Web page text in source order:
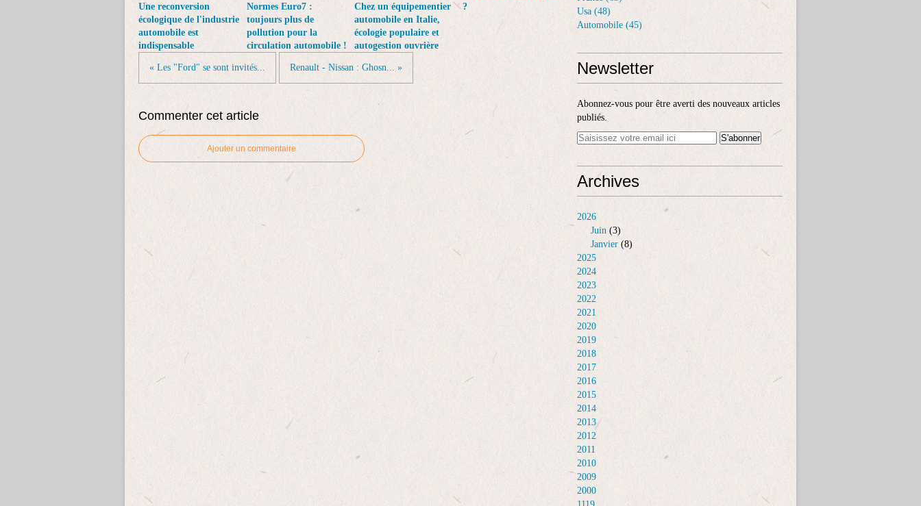
Une reconversion
écologique de l'industrie
automobile est
indispensable
Normes Euro7 :
toujours plus de
pollution pour la
circulation automobile !
Chez un équipementier
automobile en Italie,
écologie populaire et
autogestion ouvrière
?
« Les "Ford" se sont invités... Renault - Nissan : Ghosn... »
Commenter cet article
Ajouter un commentaire
Usa (48)
Automobile (45)
Newsletter
Abonnez-vous pour être averti des nouveaux articles
publiés.
Archives
2026
Juin (3)
Janvier (8)
2025
2024
2023
2022
2021
2020
2019
2018
2017
2016
2015
2014
2013
2012
2011
2010
2009
2000